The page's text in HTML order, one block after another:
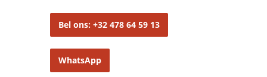
Bel ons: +32 478 64 59 13
WhatsApp